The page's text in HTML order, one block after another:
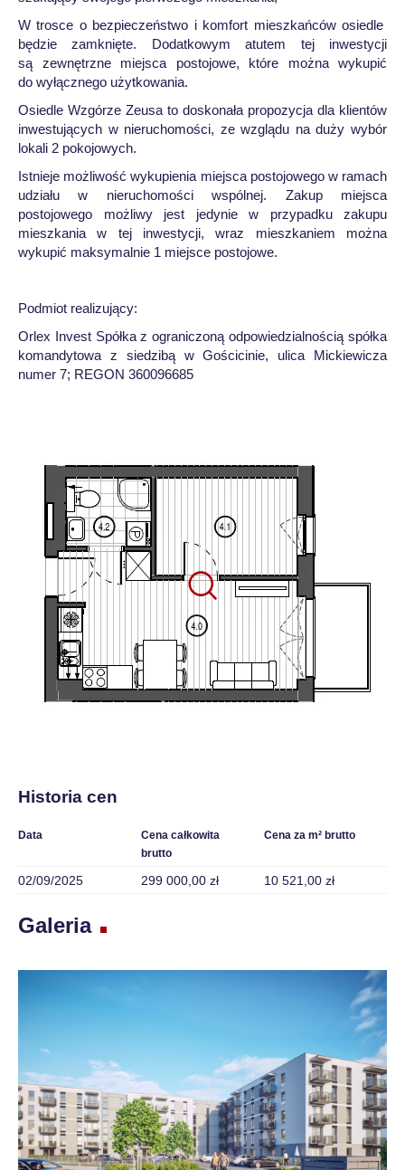
W trosce o bezpieczeństwo i komfort mieszkańców osiedle
będzie zamknięte. Dodatkowym atutem tej inwestycji
są zewnętrzne miejsca postojowe, które można wykupić
do wyłącznego użytkowania.
Osiedle Wzgórze Zeusa to doskonała propozycja dla klientów
inwestujących w nieruchomości, ze wzglądu na duży wybór
lokali 2 pokojowych.
Istnieje możliwość wykupienia miejsca postojowego w ramach
udziału w nieruchomości wspólnej. Zakup miejsca
postojowego możliwy jest jedynie w przypadku zakupu
mieszkania w tej inwestycji, wraz mieszkaniem można
wykupić maksymalnie 1 miejsce postojowe.
Podmiot realizujący:
Orlex Invest Spółka z ograniczoną odpowiedzialnością spółka
komandytowa z siedzibą w Gościcinie, ulica Mickiewicza
numer 7; REGON 360096685
Historia cen
Data
Cena całkowita
brutto
Cena za m² brutto
02/09/2025 299 000,00 zł 10 521,00 zł
Galeria